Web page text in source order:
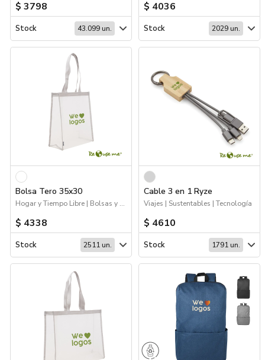
$ 3798
Stock 43.099 un.
$ 4036
Stock 2029 un.
Bolsa Tero 35x30
Hogar y Tiempo Libre | Bolsas y Tote Bags | Sustentables
$ 4338
Stock 2511 un.
Cable 3 en 1 Ryze
Viajes | Sustentables | Tecnología
$ 4610
Stock 1791 un.